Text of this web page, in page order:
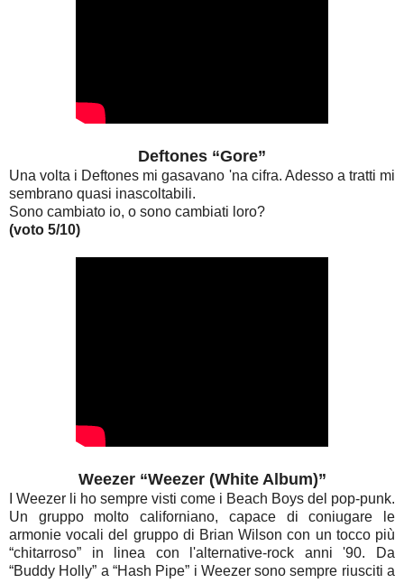
Deftones “Gore”
Una volta i Deftones mi gasavano 'na cifra. Adesso a tratti mi
sembrano quasi inascoltabili.
Sono cambiato io, o sono cambiati loro?
(voto 5/10)
Weezer “Weezer (White Album)”
I Weezer li ho sempre visti come i Beach Boys del pop-punk.
Un gruppo molto californiano, capace di coniugare le
armonie vocali del gruppo di Brian Wilson con un tocco più
“chitarroso” in linea con l'alternative-rock anni '90. Da
“Buddy Holly” a “Hash Pipe” i Weezer sono sempre riusciti a